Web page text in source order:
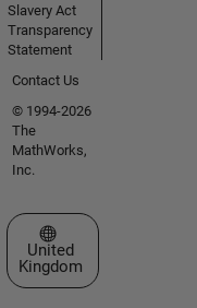
Slavery Act
Transparency
Statement
Contact Us
© 1994-2026
The
MathWorks,
Inc.
Select a Web Site
United
Kingdom